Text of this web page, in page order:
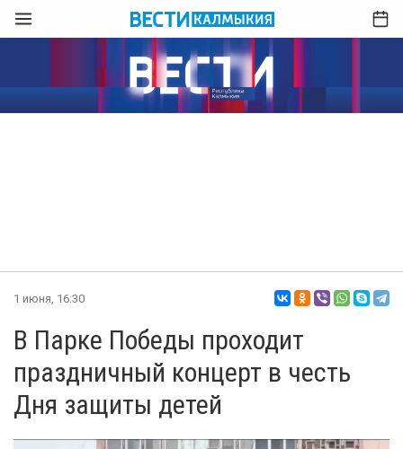
1 июня, 16:30
В Парке Победы проходит
праздничный концерт в честь
Дня защиты детей